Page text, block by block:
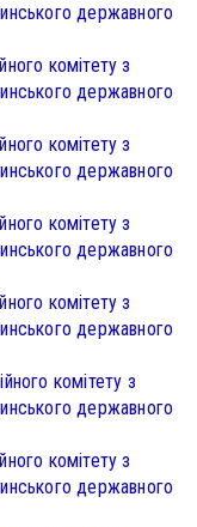
державного
комітету з
державного
комітету з
державного
комітету з
державного
комітету з
державного
комітету з
державного
комітету з
державного